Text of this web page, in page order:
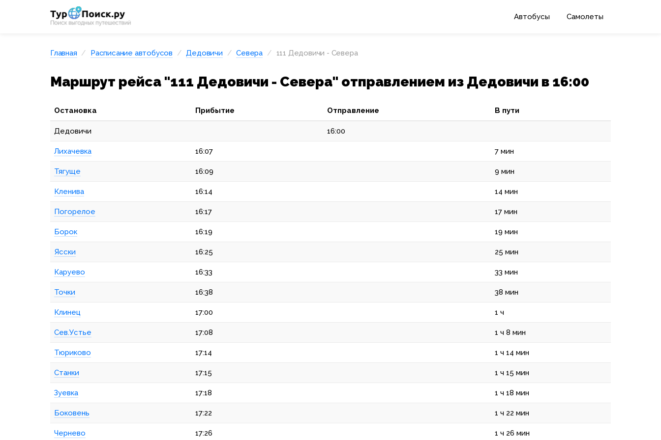
Автобусы Самолеты
Главная Расписание автобусов Дедовичи Севера 111 Дедовичи - Севера
Маршрут рейса "111 Дедовичи - Севера" отправлением из Дедовичи в 16:00
Остановка Прибытие Отправление В пути
Дедовичи 16:00
Лихачевка 16:07 7 мин
Тягуще 16:09 9 мин
Кленива 16:14 14 мин
Погорелое 16:17 17 мин
Борок 16:19 19 мин
Ясски 16:25 25 мин
Каруево 16:33 33 мин
Точки 16:38 38 мин
Клинец 17:00 1 ч
Сев.Устье 17:08 1 ч 8 мин
Тюриково 17:14 1 ч 14 мин
Станки 17:15 1 ч 15 мин
Зуевка 17:18 1 ч 18 мин
Боковень 17:22 1 ч 22 мин
Чернево 17:26 1 ч 26 мин